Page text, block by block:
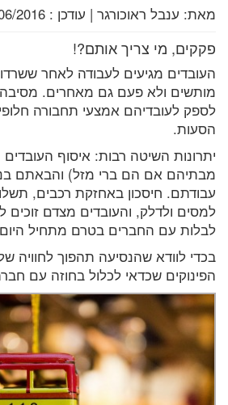
מאת: ענבל ראוכורגר | עודכן : 2016
פקקים, מי צריך אותם?!
העובדים מגיעים לעבודה לאחר
מותשים ולא פעם גם מאחרים. מסיבה
לספק לעובדיהם אמצעי תחבורה
הסעות.
יתרונות השיטה רבות: איסוף
מבתיהם אם הם ברי מזל) והבאתם
עבודתם. חיסכון באחזקת רכבים,
למסים ולדלק, והעובדים מצדם זוכים
לבלות עם החברים בטרם מתחיל
בכדי לוודא שהנסיעה תהפוך
הפינוקים שכדאי לכלול בחוזה עם